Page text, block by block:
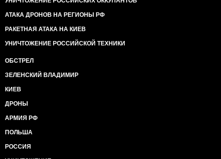
АТАКА ДРОНОВ НА РЕГИОНЫ РФ
РАКЕТНАЯ АТАКА НА КИЕВ
УНИЧТОЖЕНИЕ РОССИЙСКОЙ ТЕХНИКИ
ОБСТРЕЛ
ЗЕЛЕНСКИЙ ВЛАДИМИР
КИЕВ
ДРОНЫ
АРМИЯ РФ
ПОЛЬША
РОССИЯ